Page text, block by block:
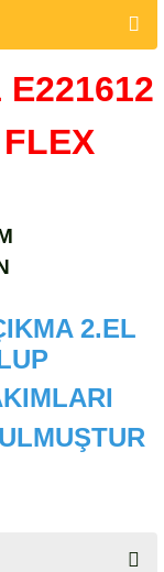
E221612
2.EL